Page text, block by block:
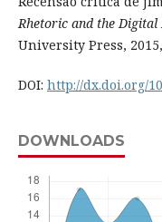
Rhetoric and the Digital
University Press,
DOI: http://dx.doi.org/
DOWNLOADS